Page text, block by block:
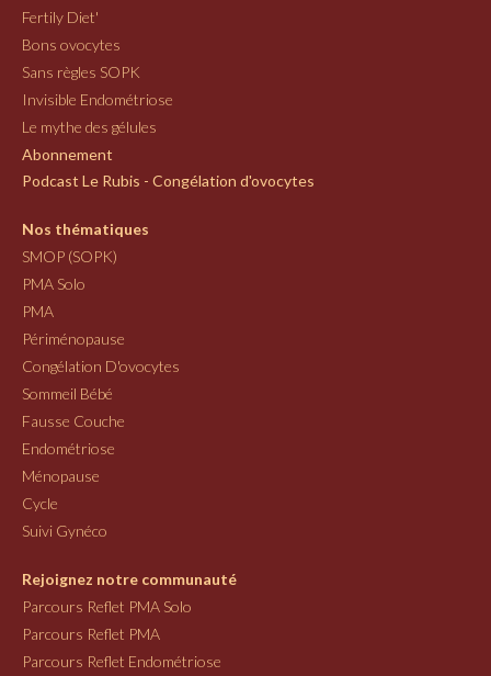
Fertily Diet'
Bons ovocytes
Sans règles SOPK
Invisible Endométriose
Le mythe des gélules
Abonnement
Podcast Le Rubis - Congélation d'ovocytes
Nos thématiques
SMOP (SOPK)
PMA Solo
PMA
Périménopause
Congélation D'ovocytes
Sommeil Bébé
Fausse Couche
Endométriose
Ménopause
Cycle
Suivi Gynéco
Rejoignez notre communauté
Parcours Reflet PMA Solo
Parcours Reflet PMA
Parcours Reflet Endométriose